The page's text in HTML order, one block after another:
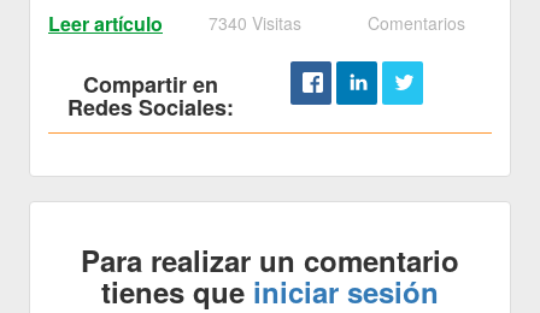
Leer artículo 7340 Visitas Comentarios
Compartir en
Redes Sociales:
Para realizar un comentario
tienes que iniciar sesión